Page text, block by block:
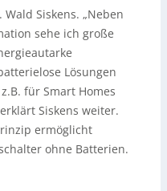
Siskens. „Neben
sehe ich große
Lösungen
für Smart Homes
Siskens weiter.
ermöglicht
ohne Batterien.